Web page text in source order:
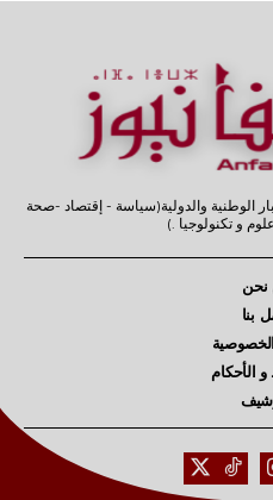
الوطنية والدولية(سياسة - إقتصاد -صحة
و تكنولوجيا .)
نحن
بنا
الأحكام